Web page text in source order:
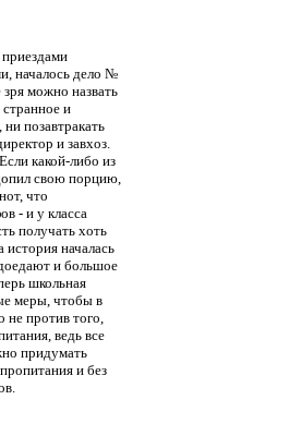
началось дело №
можно назвать
и
позавтракать
и завхоз.
какой-либо из
свою порцию,
что
- и у класса
получать хоть
началась
и большое
школьная
меры, чтобы в
не против того,
ведь все
придумать
и без